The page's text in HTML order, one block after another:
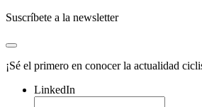
Suscríbete a la newsletter
¡Sé el primero en conocer la actualidad
LinkedIn